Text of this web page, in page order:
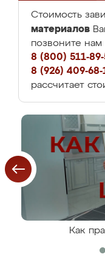
Стоимость
материалов
позвоните
8 (800) 511-89-
8 (926) 409-68-
рассчитает
Как